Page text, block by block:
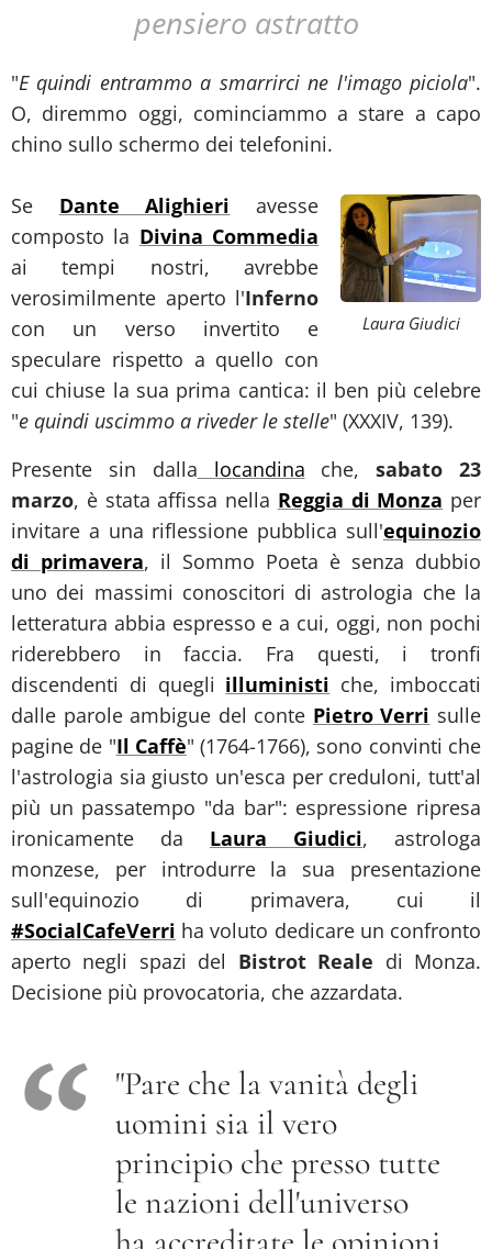
pensiero astratto
"E quindi entrammo a smarrirci ne l'imago piciola".
O, diremmo oggi, cominciammo a stare a capo
chino sullo schermo dei telefonini.
Laura Giudici
Se Dante Alighieri avesse
composto la Divina Commedia
ai tempi nostri, avrebbe
verosimilmente aperto l'Inferno
con un verso invertito e
speculare rispetto a quello con
cui chiuse la sua prima cantica: il ben più celebre
"e quindi uscimmo a riveder le stelle" (XXXIV, 139).
Presente sin dalla locandina che,sabato 23
marzo, è stata affissa nella Reggia di Monza per
invitare a una riflessione pubblica sull'equinozio
di primavera, il Sommo Poeta è senza dubbio
uno dei massimi conoscitori di astrologia che la
letteratura abbia espresso e a cui, oggi, non pochi
riderebbero in faccia. Fra questi, i tronfi
discendenti di quegli illuministi che, imboccati
dalle parole ambigue del conte Pietro Verri sulle
pagine de "Il Caffè" (1764-1766), sono convinti che
l'astrologia sia giusto un'esca per creduloni, tutt'al
più un passatempo "da bar": espressione ripresa
ironicamente da Laura Giudici, astrologa
monzese, per introdurre la sua presentazione
sull'equinozio di primavera, cui il
#SocialCafeVerri ha voluto dedicare un confronto
aperto negli spazi del Bistrot Reale di Monza.
Decisione più provocatoria, che azzardata.
"Pare che la vanità degli
uomini sia il vero
principio che presso tutte
le nazioni dell'universo